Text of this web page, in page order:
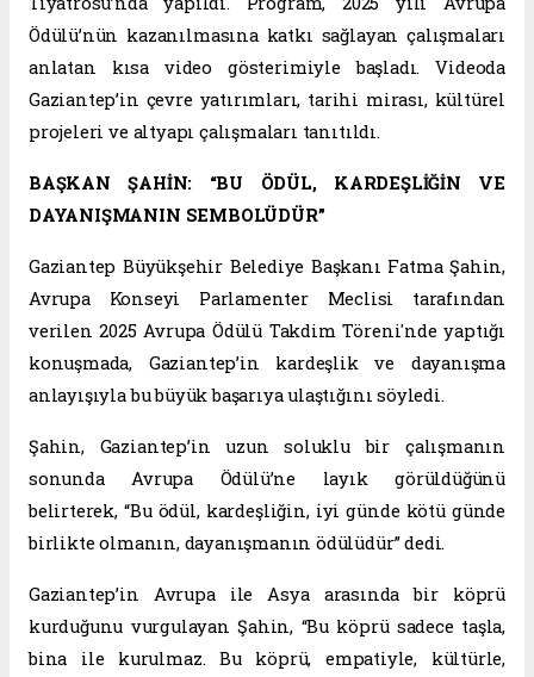
Ödülü’nün kazanılmasına katkı sağlayan çalışmaları
anlatan kısa video gösterimiyle başladı. Videoda
Gaziantep’in çevre yatırımları, tarihi mirası, kültürel
projeleri ve altyapı çalışmaları tanıtıldı.
BAŞKAN ŞAHİN: “BU ÖDÜL, KARDEŞLİĞİN VE
DAYANIŞMANIN SEMBOLÜDÜR”
Gaziantep Büyükşehir Belediye Başkanı Fatma Şahin,
Avrupa Konseyi Parlamenter Meclisi tarafından
verilen 2025 Avrupa Ödülü Takdim Töreni'nde yaptığı
konuşmada, Gaziantep’in kardeşlik ve dayanışma
anlayışıyla bu büyük başarıya ulaştığını söyledi.
Şahin, Gaziantep’in uzun soluklu bir çalışmanın
sonunda Avrupa Ödülü’ne layık görüldüğünü
belirterek, “Bu ödül, kardeşliğin, iyi günde kötü günde
birlikte olmanın, dayanışmanın ödülüdür” dedi.
Gaziantep’in Avrupa ile Asya arasında bir köprü
kurduğunu vurgulayan Şahin, “Bu köprü sadece taşla,
bina ile kurulmaz. Bu köprü, empatiyle, kültürle,